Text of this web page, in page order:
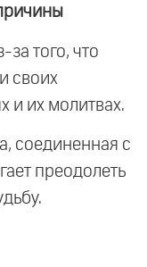
за того, что
своих
и их молитвах.
соединенная с
преодолеть